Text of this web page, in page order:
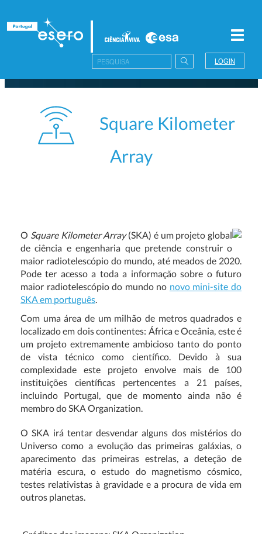
LOGIN
Square Kilometer
Array
O Square Kilometer Array(SKA) é um projeto global
de ciência e engenharia que pretende construir o
maior radiotelescópio do mundo, até meados de 2020.
Pode ter acesso a toda a informação sobre o futuro
maior radiotelescópio do mundo no novo mini-site do
SKA em português.
Com uma área de um milhão de metros quadrados e
localizado em dois continentes: África e Oceânia, este é
um projeto extremamente ambicioso tanto do ponto
de vista técnico como científico. Devido à sua
complexidade este projeto envolve mais de 100
instituições científicas pertencentes a 21 países,
incluindo Portugal, que de momento ainda não é
membro do SKA Organization.
O SKA irá tentar desvendar alguns dos mistérios do
Universo como a evolução das primeiras galáxias, o
aparecimento das primeiras estrelas, a deteção de
matéria escura, o estudo do magnetismo cósmico,
testes relativistas à gravidade e a procura de vida em
outros planetas.